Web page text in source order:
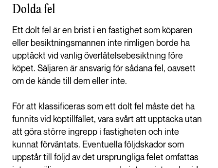
Dolda fel
Ett dolt fel är en brist i en fastighet som köparen
eller besiktningsmannen inte rimligen borde ha
upptäckt vid vanlig överlåtelsebesiktning före
köpet. Säljaren är ansvarig för sådana fel, oavsett
om de kände till dem eller inte.
För att klassificeras som ett dolt fel måste det ha
funnits vid köptillfället, vara svårt att upptäcka utan
att göra större ingrepp i fastigheten och inte
kunnat förväntats. Eventuella följdskador som
uppstår till följd av det ursprungliga felet omfattas